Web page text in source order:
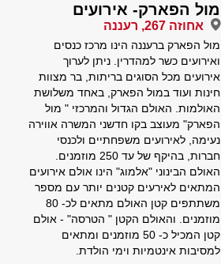
מול הפארק- אירועים
אחוזה 267, רעננה
מול הפארק ברעננה הינו מרכז כנסים
ואירועים כשר למהדרין. ניתן לערוך
אירועים מכל הסוגים בריתות, בר מצוות
חינות ועוד במול הפארק, באחד משלושת
האולמות. האולם הגדול והמרכזי " מול
הפארק" מעוצב בקו חדשני המשרה אווירה
נעימה, לאירועים משפחתיים ולכנסי
חברות, בהיקף של עד 250 מוזמנים.
האולם הבינוני "אלמוג" הינו אולם אירועים
המתאים לאירעים קטנים יותר עם מספר
משתתפים קטן האולם מתאים לכ- 80
מוזמנים. והאולם הקטן " הטרסה" - אולם
קטן המכיל כ- 50 מוזמנים ומתאים
למסיבות אינטמיות וימי הולדת.